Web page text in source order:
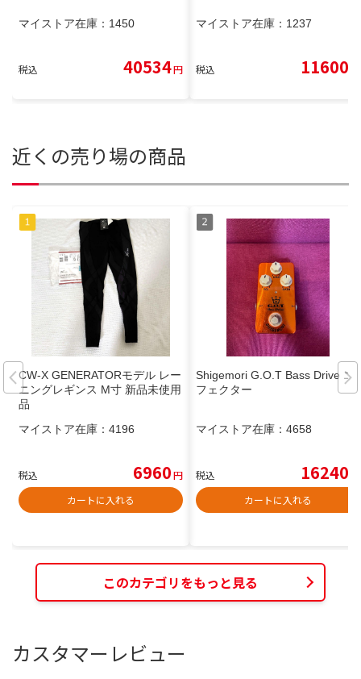
マイストア在庫： 1450
税込 40534円
マイストア在庫： 1237
税込 11600
近くの売り場の商品
CW-X GENERATORモデル レー
ニングレギンス M寸 新品未使用
品
マイストア在庫： 4196
税込 6960円
カートに入れる
Shigemori G.O.T Bass Drive エ
フェクター
マイストア在庫： 4658
税込 16240
カートに入れる
このカテゴリをもっと見る
カスタマーレビュー